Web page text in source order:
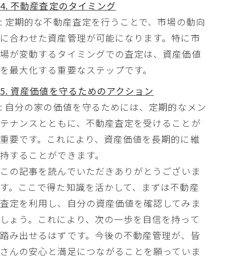
4. 不動産査定のタイミング
: 定期的な不動産査定を行うことで、市場の動向
に合わせた資産管理が可能になります。特に市
場が変動するタイミングでの査定は、資産価値
を最大化する重要なステップです。
5. 資産価値を守るためのアクション
: 自分の家の価値を守るためには、定期的なメン
テナンスとともに、不動産査定を受けることが
重要です。これにより、資産価値を長期的に維
持することができます。
この記事を読んでいただきありがとうございま
す。ここで得た知識を活かして、まずは不動産
査定を利用し、自分の資産価値を確認してみま
しょう。これにより、次の一歩を自信を持って
踏み出せるはずです。今後の不動産管理が、皆
さんの安心と満足につながることを願っていま